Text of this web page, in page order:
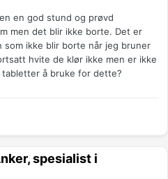
en god stund og prøvd
men det blir ikke borte. Det er
ikke blir borte når jeg bruner
hvite de klør ikke men er ikke
å bruke for dette?
spesialist i